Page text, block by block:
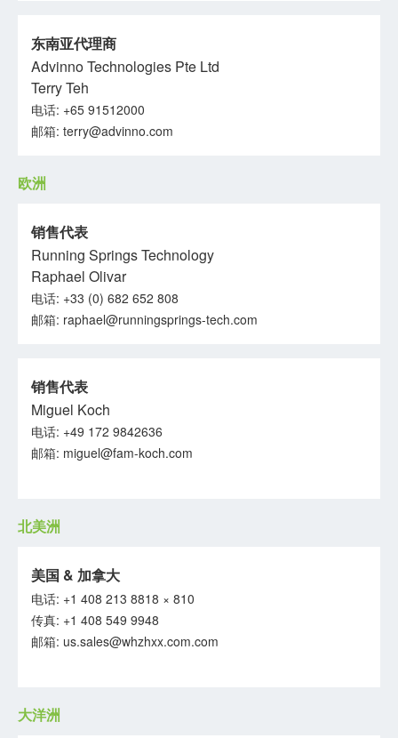
东南亚代理商
Advinno Technologies Pte Ltd
Terry Teh
电话: +65 91512000
邮箱: terry@advinno.com
欧洲
销售代表
Running Springs Technology
Raphael Olivar
电话: +33 (0) 682 652 808
邮箱: raphael@runningsprings-tech.com
销售代表
Miguel Koch
电话: +49 172 9842636
邮箱: miguel@fam-koch.com
北美洲
美国 & 加拿大
电话: +1 408 213 8818 × 810
传真: +1 408 549 9948
邮箱: us.sales@whzhxx.com.com
大洋洲